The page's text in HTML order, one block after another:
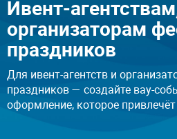
Ивент-
организаторам
праздников
Для ивент-агентств и
праздников — создайте вау-
оформление, которое